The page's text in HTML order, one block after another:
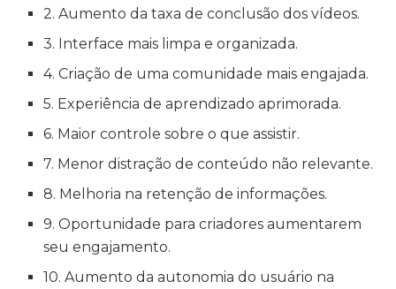
2. Aumento da taxa de conclusão dos vídeos.
3. Interface mais limpa e organizada.
4. Criação de uma comunidade mais engajada.
5. Experiência de aprendizado aprimorada.
6. Maior controle sobre o que assistir.
7. Menor distração de conteúdo não relevante.
8. Melhoria na retenção de informações.
9. Oportunidade para criadores aumentarem
seu engajamento.
10. Aumento da autonomia do usuário na